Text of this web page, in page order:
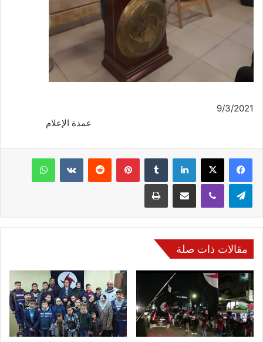
عمدة الإعلام
فيسبوك لينكدإن بينتيريست
مقالات ذات صلة